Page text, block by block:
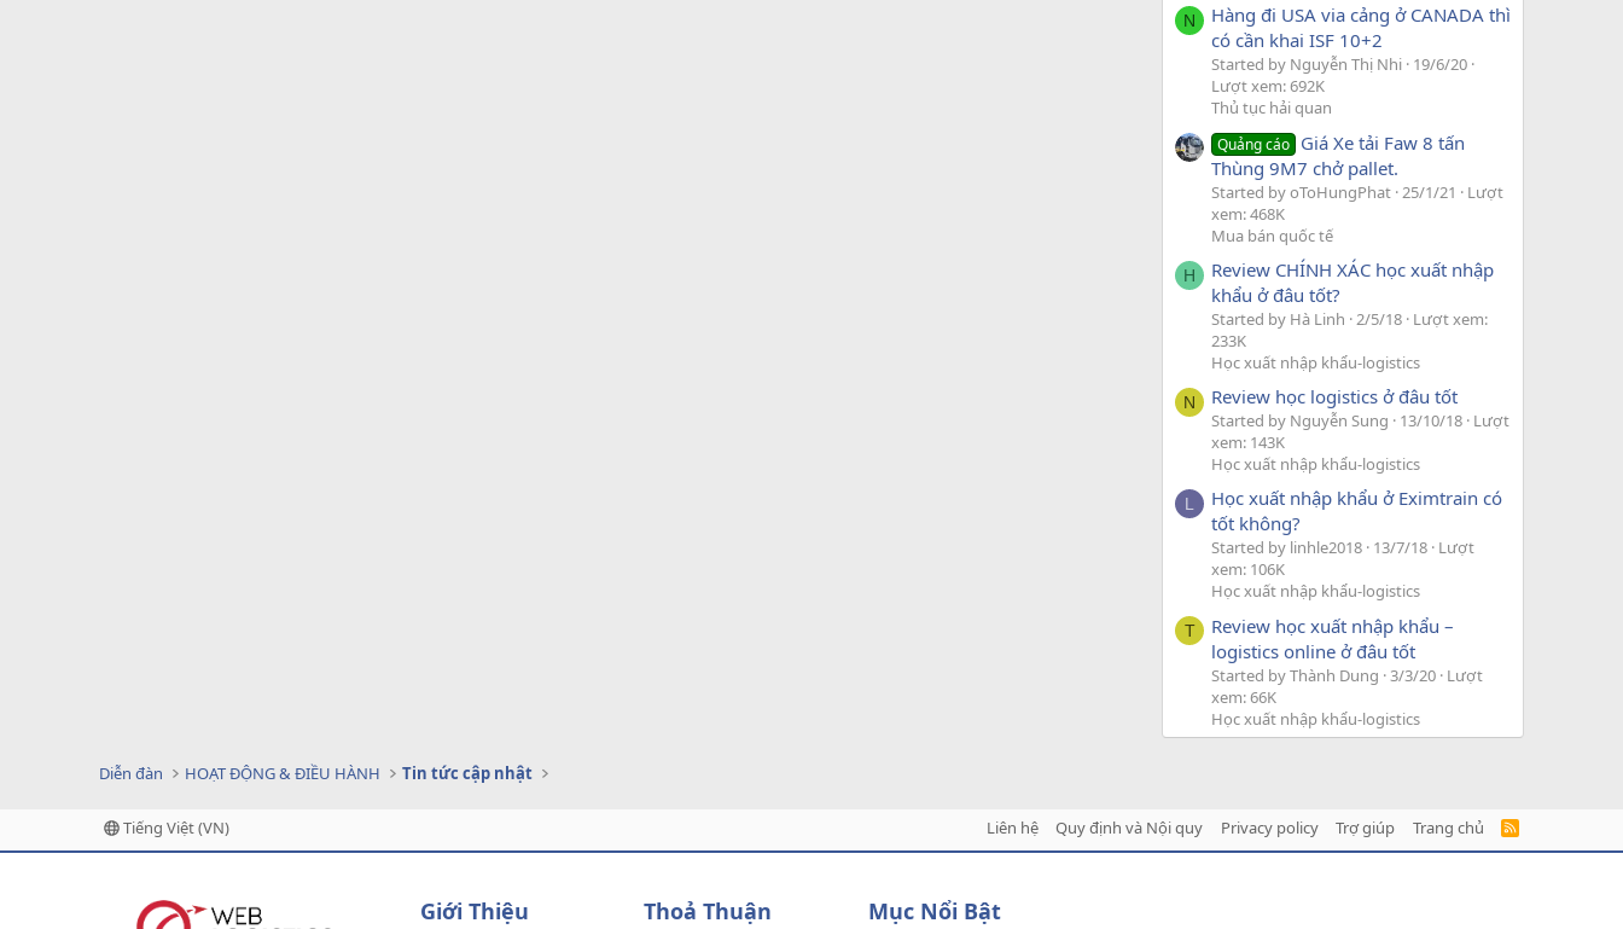
N
Hàng đi USA via cảng ở CANADA thì
có cần khai ISF 10+2
Started by Nguyễn Thị Nhi 19/6/20
Lượt xem: 692K
Thủ tục hải quan
Quảng cáo Giá Xe tải Faw 8 tấn
Thùng 9M7 chở pallet.
Started by oToHungPhat 25/1/21
Lượt
xem: 468K
Mua bán quốc tế
H
Review CHÍNH XÁC học xuất nhập
khẩu ở đâu tốt?
Started by Hà Linh 2/5/18 Lượt xem:
233K
Học xuất nhập khẩu-logistics
N Review học logistics ở đâu tốt
Started by Nguyễn Sung 13/10/18 Lượt
xem: 143K
Học xuất nhập khẩu-logistics
L
Học xuất nhập khẩu ở Eximtrain có
tốt không?
Started by linhle2018 13/7/18 Lượt
xem: 106K
Học xuất nhập khẩu-logistics
T
Review học xuất nhập khẩu –
logistics online ở đâu tốt
Started by Thành Dung 3/3/20 Lượt
xem: 66K
Học xuất nhập khẩu-logistics
Diễn đàn HOẠT ĐỘNG & ĐIỀU HÀNH Tin tức cập nhật
Tiếng Việt (VN) Liên hệ Quy định và Nội quy Privacy policy Trợ giúp Trang chủ
R
Giới Thiệu Thoả Thuận Mục Nổi Bật